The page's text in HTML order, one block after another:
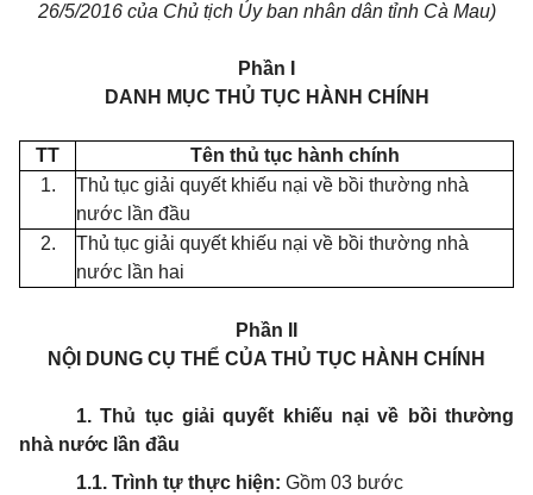
26/5/2016 của Chủ tịch Ủyban nhân dân tỉnh Cà Mau)
Phần
DANH MỤC THỦ TỤC HÀNH CHÍNH
TT Tên thủ tụchành chính
1.
Thủ tục giải quyết khiếu nại về bồi thường nhà
nước lần đầu
2.
Thủ tục giải quyết khiếu nại về bồi thường nhà
nước lần hai
Phần II
NỘI DUNG CỤ THỂ CỦA THỦ TỤC HÀNH CHÍNH
1. Thủ tục giải quyết khiếu nại về bồi thường
nhà nước lần đầu
1.1. Trình tự thực hiện: Gồm 03 bước